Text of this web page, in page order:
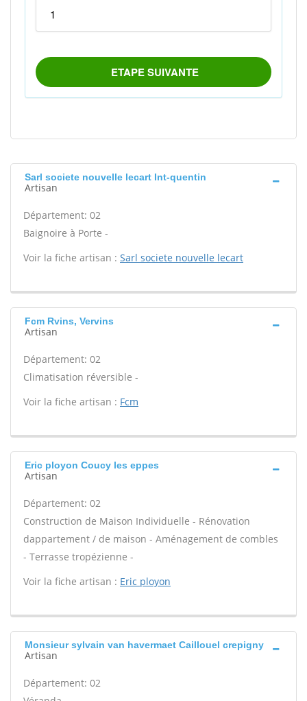
Sarl societe nouvelle lecart Int-quentin
Artisan
Département: 02
Baignoire à Porte -
Voir la fiche artisan : Sarl societe nouvelle lecart
Fcm Rvins, Vervins
Artisan
Département: 02
Climatisation réversible -
Voir la fiche artisan : Fcm
Eric ployon Coucy les eppes
Artisan
Département: 02
Construction de Maison Individuelle - Rénovation
dappartement / de maison - Aménagement de combles
- Terrasse tropézienne -
Voir la fiche artisan : Eric ployon
Monsieur sylvain van havermaet Caillouel crepigny
Artisan
Département: 02